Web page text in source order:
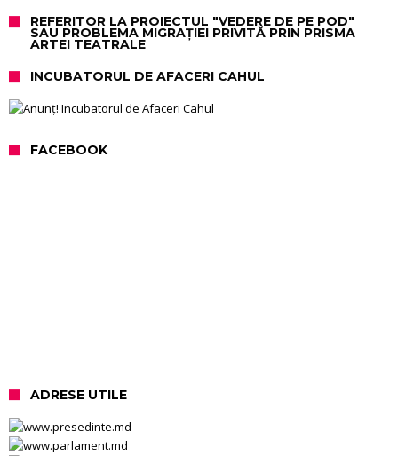
REFERITOR LA PROIECTUL "VEDERE DE PE POD"
SAU PROBLEMA MIGRAȚIEI PRIVITĂ PRIN PRISMA
ARTEI TEATRALE
INCUBATORUL DE AFACERI CAHUL
FACEBOOK
ADRESE UTILE